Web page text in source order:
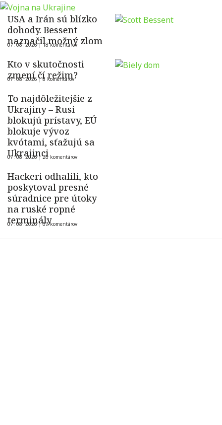
USA a Irán sú blízko
dohody. Bessent
naznačil možný zlom
07. 08. 2026 |18 komentárov
Kto v skutočnosti
zmení čí režim?
07. 08. 2026 |8 komentárov
To najdôležitejšie z
Ukrajiny – Rusi
blokujú prístavy, EÚ
blokuje vývoz
kvótami, sťažujú sa
Ukrajinci
07. 08. 2026 |26 komentárov
Hackeri odhalili, kto
poskytoval presné
súradnice pre útoky
na ruské ropné
terminály
07. 08. 2026 |67 komentárov